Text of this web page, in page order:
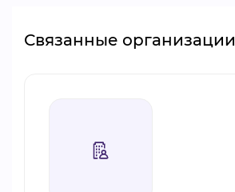
Связанные организации